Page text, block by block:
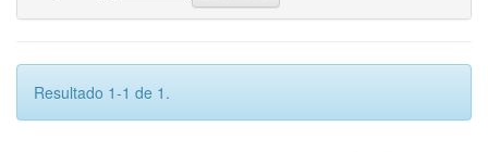
Resultado 1-1 de 1.